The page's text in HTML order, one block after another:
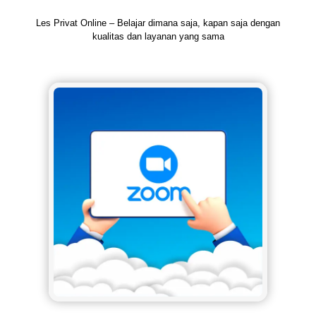
Les Privat Online – Belajar dimana saja, kapan saja dengan
kualitas dan layanan yang sama